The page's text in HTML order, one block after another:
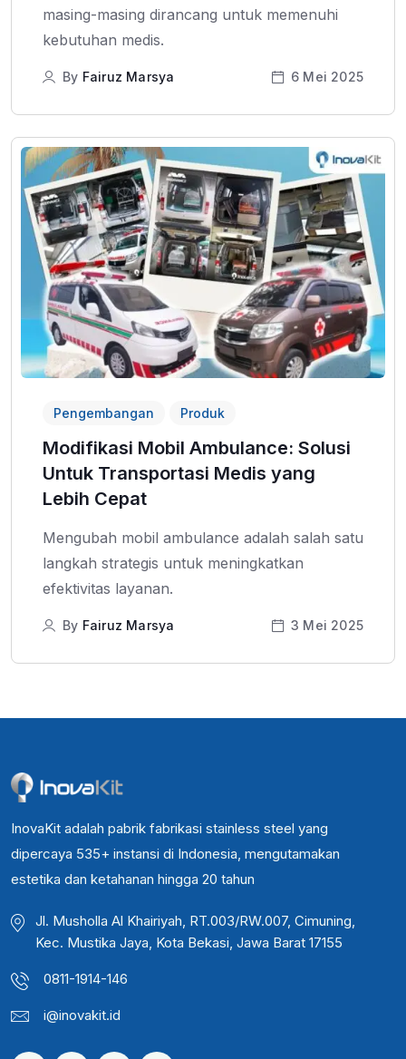
masing-masing dirancang untuk memenuhi
kebutuhan medis.
By Fairuz Marsya 6 Mei 2025
Pengembangan Produk
Modifikasi Mobil Ambulance: Solusi
Untuk Transportasi Medis yang
Lebih Cepat
Mengubah mobil ambulance adalah salah satu
langkah strategis untuk meningkatkan
efektivitas layanan.
By Fairuz Marsya 3 Mei 2025
InovaKit adalah pabrik fabrikasi stainless steel yang
dipercaya 535+ instansi di Indonesia, mengutamakan
estetika dan ketahanan hingga 20 tahun
Jl. Musholla Al Khairiyah, RT.003/RW.007, Cimuning,
Kec. Mustika Jaya, Kota Bekasi, Jawa Barat 17155
0811-1914-146
i@inovakit.id